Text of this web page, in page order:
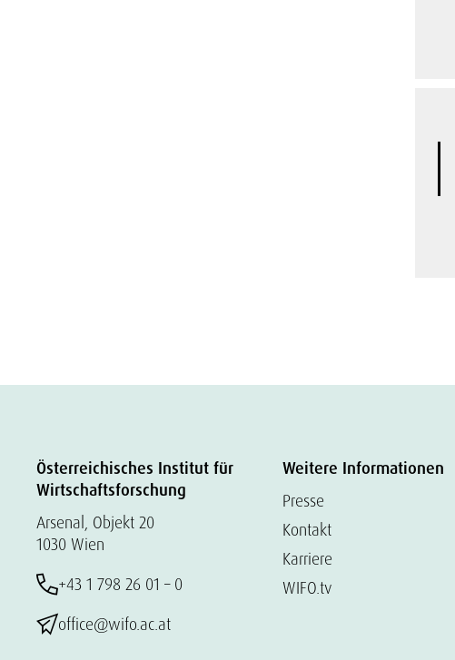
Österreichisches Institut für
Wirtschaftsforschung
Arsenal, Objekt 20
1030 Wien
+43 1 798 26 01 – 0
office@wifo.ac.at
Weitere Informationen
Presse
Kontakt
Karriere
WIFO.tv